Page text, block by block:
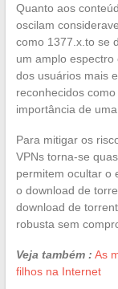
Quanto aos
oscilam
como 1377.x.to se
um amplo
dos usuários mais
reconhecidos como
importância de
Para mitigar os
VPNs torna-se
permitem ocultar o
o download de
download de
robusta sem
Veja também : As
filhos na Internet